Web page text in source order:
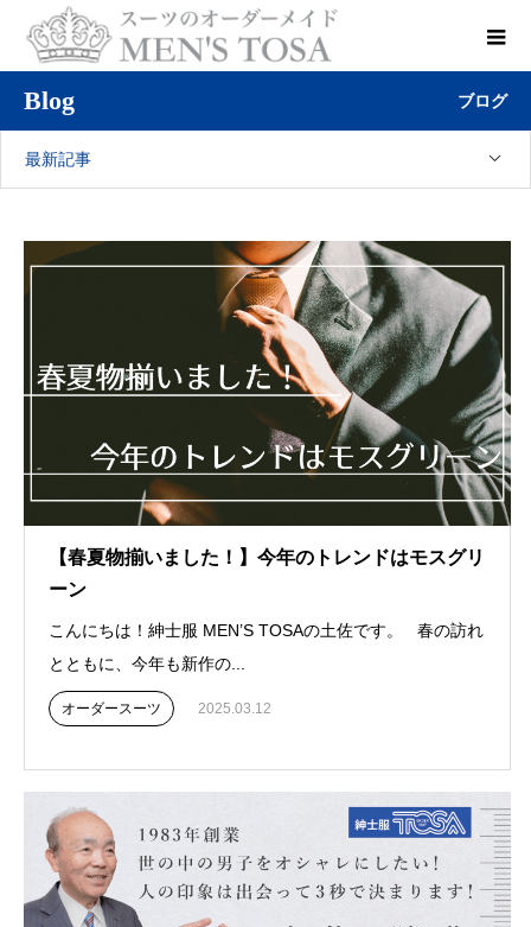
Blog ブログ
最新記事
【春夏物揃いました！】今年のトレンドはモスグリ
ーン
こんにちは！紳士服 MEN’S TOSAの土佐です。 春の訪れ
とともに、今年も新作の...
オーダースーツ 2025.03.12